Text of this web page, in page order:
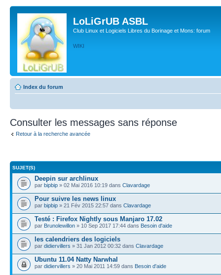
LoLiGrUB ASBL
Club Linux et Logiciels Libres du Borinage et Mons: forum
WIKI
Index du forum
Consulter les messages sans réponse
Retour à la recherche avancée
SUJET(S)
Deepin sur archlinux
par bipbip » 02 Mai 2016 10:19 dans Clavardage
Pour suivre les news linux
par bipbip » 21 Fév 2015 22:57 dans Clavardage
Testé : Firefox Nightly sous Manjaro 17.02
par Brunolewillon » 10 Sep 2017 17:44 dans Besoin d'aide
les calendriers des logiciels
par didiervillers » 31 Jan 2012 00:32 dans Clavardage
Ubuntu 11.04 Natty Narwhal
par didiervillers » 20 Mai 2011 14:59 dans Besoin d'aide